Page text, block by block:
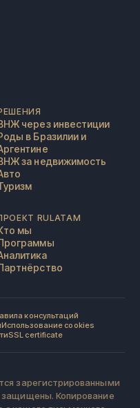
через инвестиции
в Бразилии и
за недвижимость
RULATAM
мы
консультаций
Использование cookies
SSL certificate
зарегистрированными
Копирование